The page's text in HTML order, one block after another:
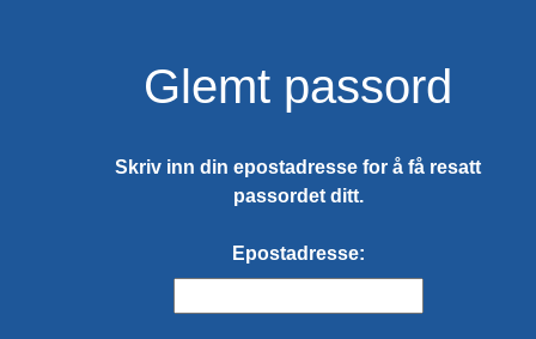
Glemt passord
Skriv inn din epostadresse for å få resatt
passordet ditt.
Epostadresse: